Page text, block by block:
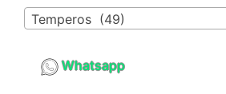
Temperos (49)
Whatsapp